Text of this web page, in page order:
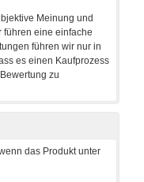
das Produkt unter